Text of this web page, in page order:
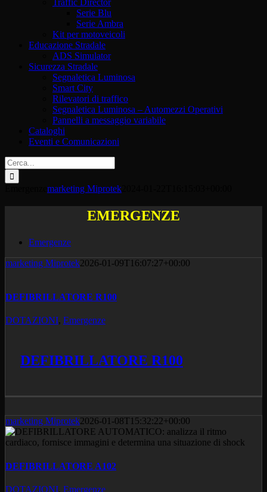
Traffic Director
Serie Blu
Serie Ambra
Kit per motoveicoli
Educazione Stradale
ADS Simulator
Sicurezza Stradale
Segnaletica Luminosa
Smart City
Rilevatori di traffico
Segnaletica Luminosa – Automezzi Operativi
Pannelli a messaggio variabile
Cataloghi
Eventi e Comunicazioni
Cerca
per:
marketing Miprotek
EMERGENZE
Emergenze
marketing Miprotek2026-01-09T16:07:27+00:00
DEFIBRILLATORE R100
DOTAZIONI, Emergenze
DEFIBRILLATORE R100
marketing Miprotek2026-01-08T15:32:22+00:00
DEFIBRILLATORE A102
DOTAZIONI, Emergenze